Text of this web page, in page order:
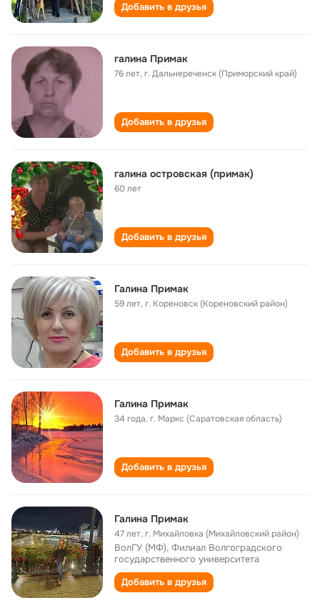
Добавить в друзья
галина Примак
76 лет,г. Дальнереченск (Приморский край)
Добавить в друзья
галина островская (примак)
60 лет
Добавить в друзья
Галина Примак
59 лет,г. Кореновск (Кореновский район)
Добавить в друзья
Галина Примак
34 года,г. Маркс (Саратовская область)
Добавить в друзья
Галина Примак
47 лет,г. Михайловка (Михайловский район)
ВолГУ (МФ), Филиал Волгоградского
государственного университета
Добавить в друзья